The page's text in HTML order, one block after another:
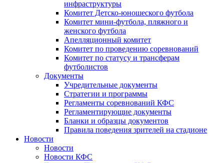
инфраструктуры
Комитет Детско-юношеского футбола
Комитет мини-футбола, пляжного и
женского футбола
Апелляционный комитет
Комитет по проведению соревнований
Комитет по статусу и трансферам
футболистов
Документы
Учредительные документы
Стратегии и программы
Регламенты соревнований КФС
Регламентирующие документы
Бланки и образцы документов
Правила поведения зрителей на стадионе
Новости
Новости
Новости КФС